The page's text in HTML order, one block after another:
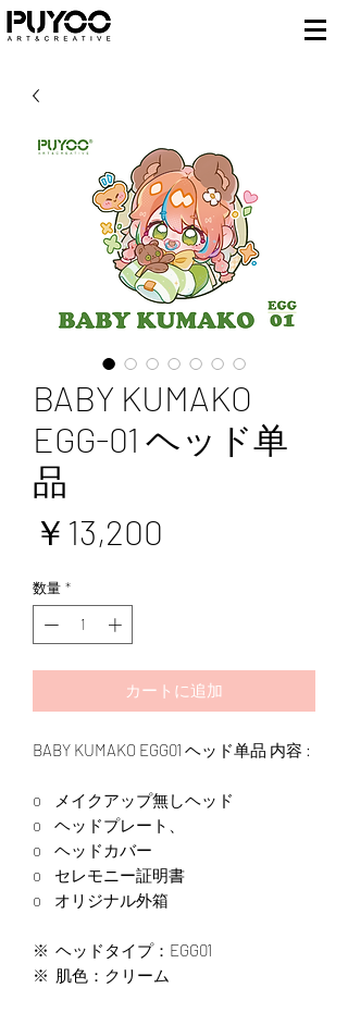
BABY KUMAKO
EGG-01 ヘッド单
品
￥13,200
数量 *
カートに追加
BABY KUMAKO EGG01 ヘッド单品 内容 :
o メイクアップ無しヘッド
o ヘッドプレート、
o ヘッドカバー
o セレモニー証明書
o オリジナル外箱
※ ヘッドタイプ：EGG01
※ 肌色：クリーム